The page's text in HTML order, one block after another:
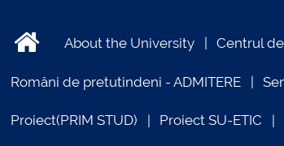
About the University Centrul
Români de pretutindeni - ADMITERE
Proiect(PRIM STUD) Proiect SU-ETIC